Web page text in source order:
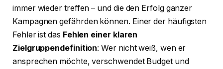
immer wieder treffen – und die den Erfolg ganzer
Kampagnen gefährden können. Einer der häufigsten
Fehler ist das Fehlen einer klaren
Zielgruppendefinition: Wer nicht weiß, wen er
ansprechen möchte, verschwendet Budget und